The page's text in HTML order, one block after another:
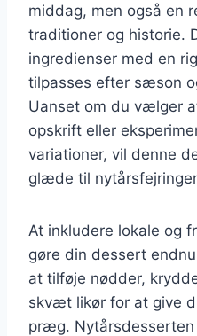
middag, men også en
traditioner og historie.
ingredienser med en
tilpasses efter sæson
Uanset om du vælger
opskrift eller
variationer, vil denne
glæde til
At inkludere lokale og
gøre din dessert
at tilføje nødder,
skvæt likør for at give
præg.